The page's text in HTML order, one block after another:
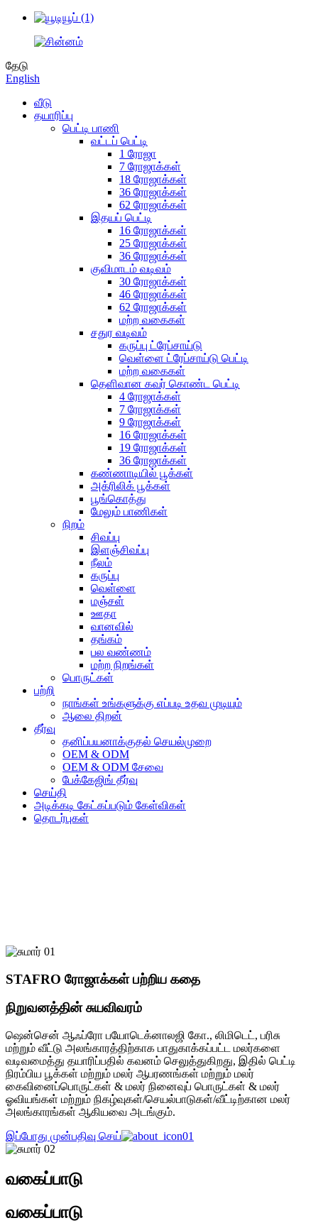
தேடு
English
வீடு
தயாரிப்பு
பெட்டி பாணி
வட்டப் பெட்டி
1 ரோஜா
7 ரோஜாக்கள்
18 ரோஜாக்கள்
36 ரோஜாக்கள்
62 ரோஜாக்கள்
இதயப் பெட்டி
16 ரோஜாக்கள்
25 ரோஜாக்கள்
36 ரோஜாக்கள்
குவிமாடம் வடிவம்
30 ரோஜாக்கள்
46 ரோஜாக்கள்
62 ரோஜாக்கள்
மற்ற வகைகள்
சதுர வடிவம்
கருப்பு ட்ரேப்சாய்டு
வெள்ளை ட்ரேப்சாய்டு பெட்டி
மற்ற வகைகள்
தெளிவான கவர் கொண்ட பெட்டி
4 ரோஜாக்கள்
7 ரோஜாக்கள்
9 ரோஜாக்கள்
16 ரோஜாக்கள்
19 ரோஜாக்கள்
36 ரோஜாக்கள்
கண்ணாடியில் பூக்கள்
அக்ரிலிக் பூக்கள்
பூங்கொத்து
மேலும் பாணிகள்
நிறம்
சிவப்பு
இளஞ்சிவப்பு
நீலம்
கருப்பு
வெள்ளை
மஞ்சள்
ஊதா
வானவில்
தங்கம்
பல வண்ணம்
மற்ற நிறங்கள்
பொருட்கள்
பற்றி
நாங்கள் உங்களுக்கு எப்படி உதவ முடியும்
ஆலை திறன்
தீர்வு
தனிப்பயனாக்குதல் செயல்முறை
OEM & ODM
OEM & ODM சேவை
பேக்கேஜிங் தீர்வு
செய்தி
அடிக்கடி கேட்கப்படும் கேள்விகள்
தொடர்புகள்
STAFRO ரோஜாக்கள் பற்றிய கதை
நிறுவனத்தின் சுயவிவரம்
ஷென்சென் ஆஃப்ரோ பயோடெக்னாலஜி கோ., லிமிடெட், பரிசு
மற்றும் வீட்டு அலங்காரத்திற்காக பாதுகாக்கப்பட்ட மலர்களை
வடிவமைத்து தயாரிப்பதில் கவனம் செலுத்துகிறது, இதில் பெட்டி
நிரம்பிய பூக்கள் மற்றும் மலர் ஆபரணங்கள் மற்றும் மலர்
கைவினைப்பொருட்கள் & மலர் நினைவுப் பொருட்கள் & மலர்
ஓவியங்கள் மற்றும் நிகழ்வுகள்/செயல்பாடுகள்/வீட்டிற்கான மலர்
அலங்காரங்கள் ஆகியவை அடங்கும்.
இப்போது முன்பதிவு செய்
வகைப்பாடு
வகைப்பாடு